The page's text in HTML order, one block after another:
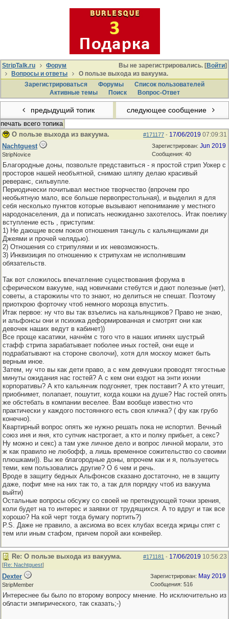
Вы не зарегистрировались. [Войти]
StripTalk.ru
Форум
Вопросы и ответы
О пользе выхода из вакуума.
Зарегистрироваться
Форумы
Список пользователей
Активные темы
Поиcк Вопрос-Ответ
предыдущий топик следующее сообщение
печать всего топика
#171177 - 17/06/2019 07:09:31
О пользе выхода из вакуума.
Зарегистрирован: Jun 2019
Сообщения: 40
Nachtguest
StripNovice
Благородные доны, позвольте представиться - я простой стрип Уокер с
просторов нашей необъятной, снимаю шляпу делаю красивый
реверанс, сильвупле.
Периодически почитывал местное творчество (впрочем про
необьятную мало, все больше первопрестольная), и выделил я для
себя несколько пунктов которые вызывают непонимание у местного
народонаселения, да и пописать неожиданно захотелось. Итак поелику
вступление есть , приступим:
1) Не дающие всем покоя отношения танцуль с кальянщиками ди
Джеями и прочей челядью).
2) Отношения со стрипулями и их невозможность.
3) Инквизиция по отношению к стрипухам не исполнившим
обязательств.
Так вот сложилось впечатление существования форума в
сферическом вакууме, над новичками стебутся и дают полезные (нет),
советы, а старожилы что то знают, но делиться не спешат. Поэтому
приоткрою форточку чтоб немного морозца впустить.
Итак первое: ну что вы так взъелись на кальянщиков? Право не знаю,
и альфонсы они и психика деформированная и смотрят они как
девочек наших ведут в кабинет))
Все проще касатики, начнём с того что в наших ипинях шустрый
стафф стрипа зарабатывает поболее иных гостей, они еще и
подрабатывают на стороне сволочи), хотя для москоу может быть
верным иное.
Затем, ну что вы как дети право, а с кем девчушки проводят тягостные
минуты ожидания нас гостей? А с кем они ездют на энти ихнии
корпоративы? А кто кальянчик подгоняет, трек поставит? А кто утешит,
приобнимет, полапает, пошутит, когда кошки на душе? Нас гостей опять
же обстебать в компании веселее. Вам вообще известно что
практически у каждого постоянного есть своя кличка? ( фу как грубо
конечно).
Квартирный вопрос опять же нужно решать пока не испортил. Вечный
союз иня и яня, кто супчик настрогает, а кто и полку прибьет, а секс?
Ну можно и секс) а там уже личное дело и вопрос личной морали, это
ж как правило не любофф, а лишь временное сожительство со своими
плюшками)). Вы же благородные доны, впрочем как и я, пользуетесь
теми, кем пользовались другие? О б чем и речь.
Вроде в защиту бедных Альфонсов сказано достаточно, не в защиту
даже, пофиг мне на них так то, а так для порядку чтоб из вакуума
выйти)
Остальные вопросы обсужу со своей не претендующей точки зрения,
коли будет на то интерес и заявки от трудящихся. А то вдруг и так все
хорошо? На кой черт тогда бумагу портить?)
P.S. Даже не правило, а аксиома во всех клубах всегда жрицы спят с
тем или иным стафом, причем порой аки конвейер.
#171181 - 17/06/2019 10:56:23
Re: О пользе выхода из вакуума.
[Re: Nachtguest]
Зарегистрирован: May 2019
Сообщения: 516
Dexter
StripMember
Интереснее бы было по второму вопросу мнение. Но исключительно из
области эмпирического, так сказать;-)